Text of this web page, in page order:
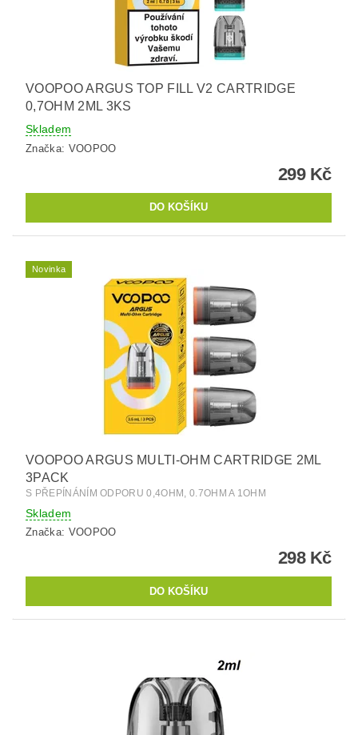
VOOPOO ARGUS TOP FILL V2 CARTRIDGE
0,7OHM 2ML 3KS
Skladem
Značka: VOOPOO
299 Kč
Novinka
VOOPOO ARGUS MULTI-OHM CARTRIDGE 2ML
3PACK
S PŘEPÍNÁNÍM ODPORU 0,4OHM, 0.7OHM A 1OHM
Skladem
Značka: VOOPOO
298 Kč